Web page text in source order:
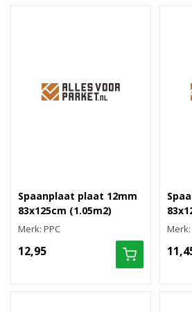
Spaanplaat plaat 12mm
83x125cm (1.05m2)
Merk: PPC
12,95
Merk: